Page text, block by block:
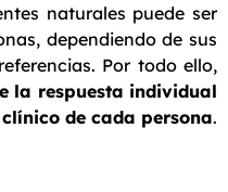
naturales puede ser
dependiendo de sus
Por todo ello,
la respuesta individual
de cada persona.